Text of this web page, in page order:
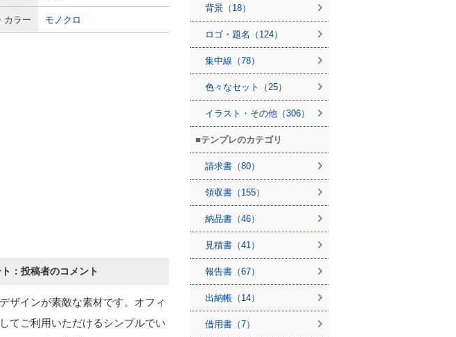
カラー モノクロ
：投稿者のコメント
ザインが素敵な素材です。オフィ
てご利用いただけるシンプルでい
背景（18）
ロゴ・題名（124）
集中線（78）
色々なセット（25）
イラスト・その他（306）
テンプレのカテゴリ
請求書（80）
領収書（155）
納品書（46）
見積書（41）
報告書（67）
出納帳（14）
借用書（7）